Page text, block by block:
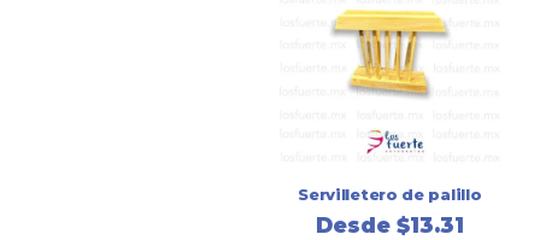
Servilletero de palillo
Desde $13.31